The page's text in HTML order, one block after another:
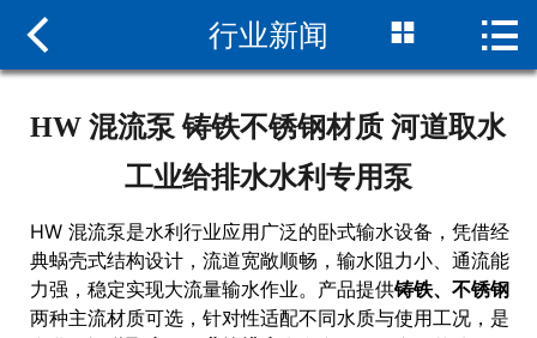
网站首页
组装现场
 行业新闻  
HW 混流泵 铸铁不锈钢材质 河道取水
工业给排水水利专用泵
HW 混流泵是水利行业应用广泛的卧式输水设备，凭借经
典蜗壳式结构设计，流道宽敞顺畅，输水阻力小、通流能
力强，稳定实现大流量输水作业。产品提供铸铁、不锈钢
两种主流材质可选，针对性适配不同水质与使用工况，是